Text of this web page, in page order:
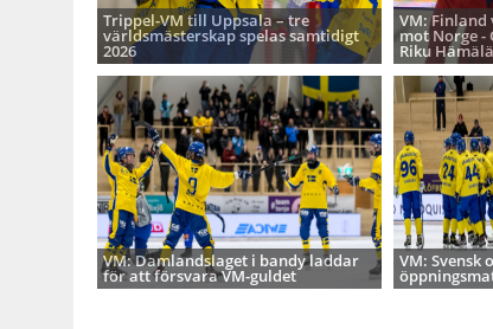
Trippel-VM till Uppsala – tre
världsmästerskap spelas samtidigt
2026
VM: Finland
mot Norge
Riku
VM: Damlandslaget i bandy laddar
för att försvara VM-guldet
VM: Svensk